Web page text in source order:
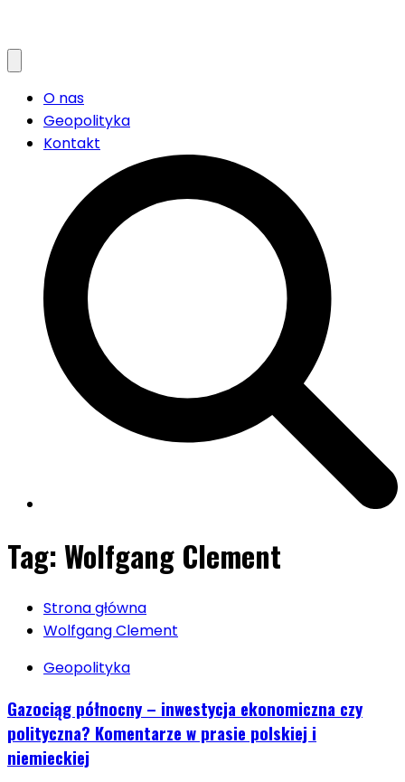
O nas
Geopolityka
Kontakt
Tag: Wolfgang Clement
Strona główna
Wolfgang Clement
Geopolityka
Gazociąg północny – inwestycja ekonomiczna czy
polityczna? Komentarze w prasie polskiej i
niemieckiej